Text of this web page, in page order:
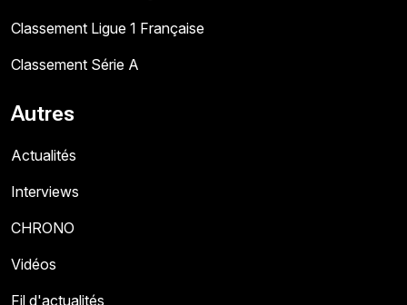
Classement Ligue 1 Française
Classement Série A
Autres
Actualités
Interviews
CHRONO
Vidéos
Fil d'actualités